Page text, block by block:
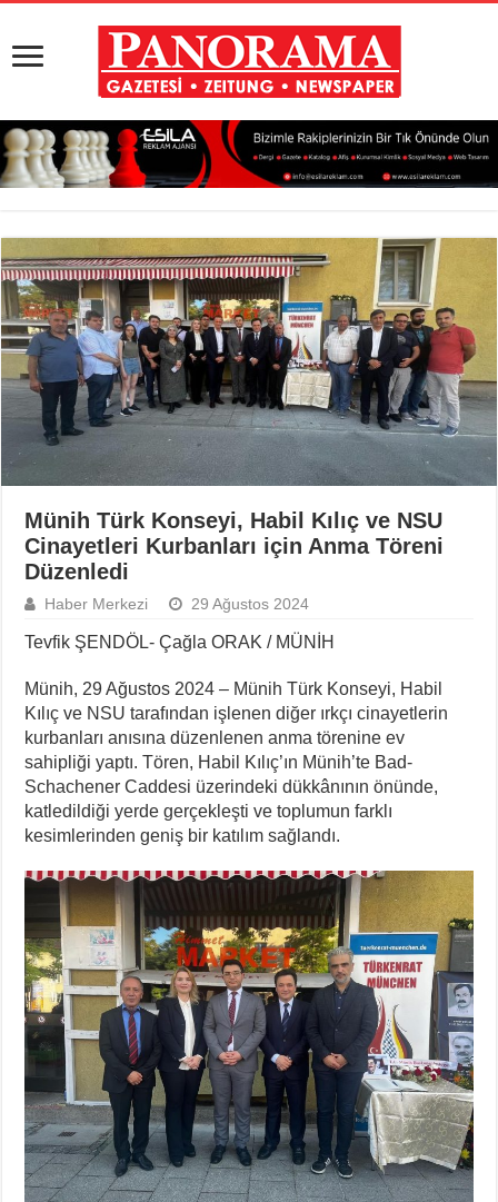
Münih Türk Konseyi, Habil Kılıç ve NSU
Cinayetleri Kurbanları için Anma Töreni
Düzenledi
Haber Merkezi 29 Ağustos 2024
Tevfik ŞENDÖL- Çağla ORAK / MÜNİH
Münih, 29 Ağustos 2024 – Münih Türk Konseyi, Habil
Kılıç ve NSU tarafından işlenen diğer ırkçı cinayetlerin
kurbanları anısına düzenlenen anma törenine ev
sahipliği yaptı. Tören, Habil Kılıç’ın Münih’te Bad-
Schachener Caddesi üzerindeki dükkânının önünde,
katledildiği yerde gerçekleşti ve toplumun farklı
kesimlerinden geniş bir katılım sağlandı.